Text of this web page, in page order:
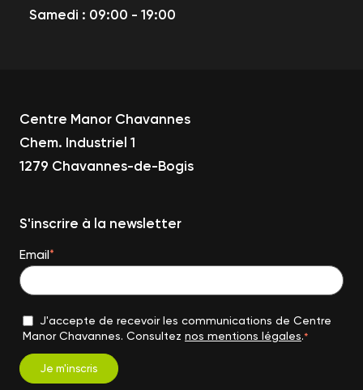
Samedi : 09:00 - 19:00
Centre Manor Chavannes
Chem. Industriel 1
1279 Chavannes-de-Bogis
S'inscrire à la newsletter
Email*
J'accepte de recevoir les communications de Centre
Manor Chavannes. Consultez nos mentions légales.*